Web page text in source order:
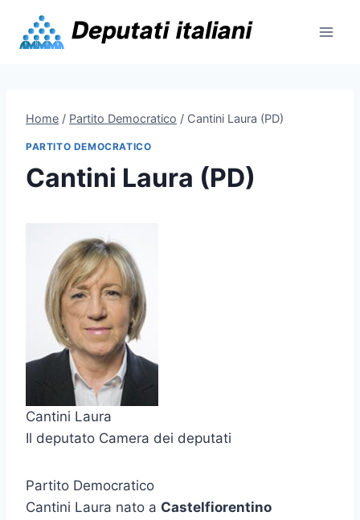
content
Home / Partito Democratico / Cantini Laura (PD)
PARTITO DEMOCRATICO
Cantini Laura (PD)
Cantini Laura
Il deputato Camera dei deputati
Partito Democratico
Cantini Laura nato a Castelfiorentino